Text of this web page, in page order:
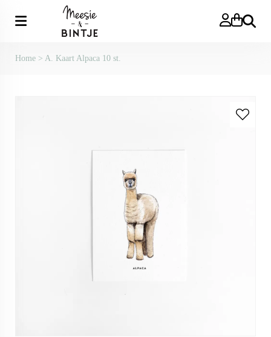
Zoeken
Home > A. Kaart Alpaca 10 st.